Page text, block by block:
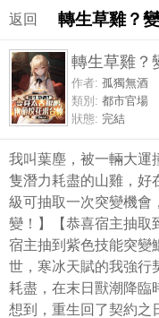
返回 轉生草雞？
轉生草雞？
作者: 孤獨無酒
類別: 都市官場
狀態: 完結
我叫葉塵，被一輛大運
隻潛力耗盡的山雞，好
級可抽取一次突變機會
變！】【恭喜宿主抽取
宿主抽到紫色技能突
世，寒冰天賦的我強行
耗盡，在末日獸潮降臨
想到，重生回了契約之